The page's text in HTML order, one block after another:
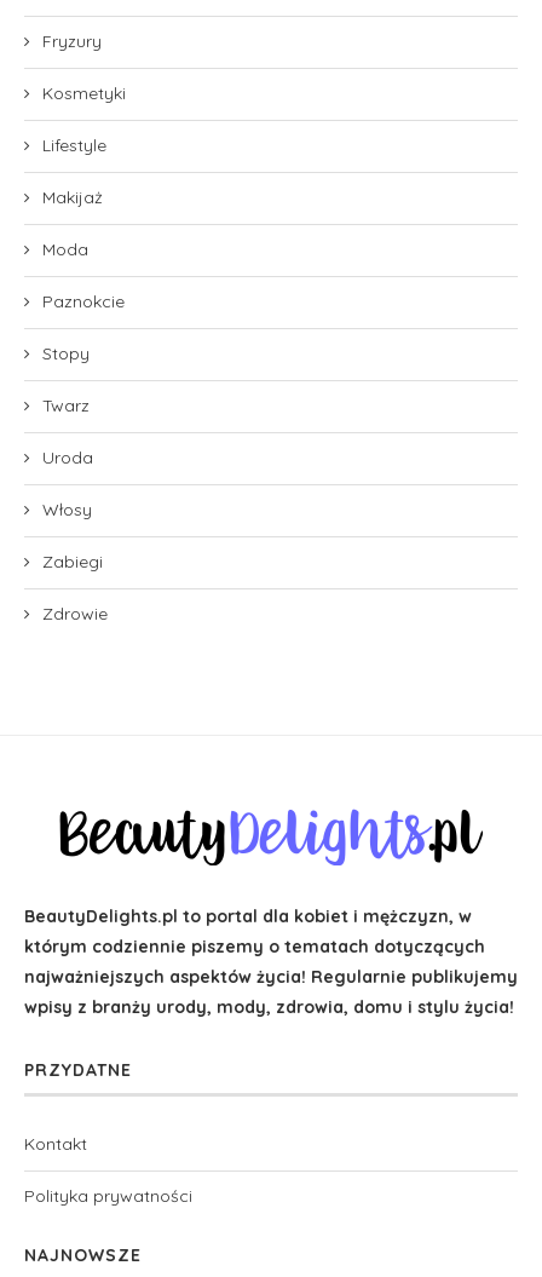
Fryzury
Kosmetyki
Lifestyle
Makijaż
Moda
Paznokcie
Stopy
Twarz
Uroda
Włosy
Zabiegi
Zdrowie
BeautyDelights.pl to portal dla kobiet i mężczyzn, w
którym codziennie piszemy o tematach dotyczących
najważniejszych aspektów życia! Regularnie publikujemy
wpisy z branży urody, mody, zdrowia, domu i stylu życia!
PRZYDATNE
Kontakt
Polityka prywatności
NAJNOWSZE